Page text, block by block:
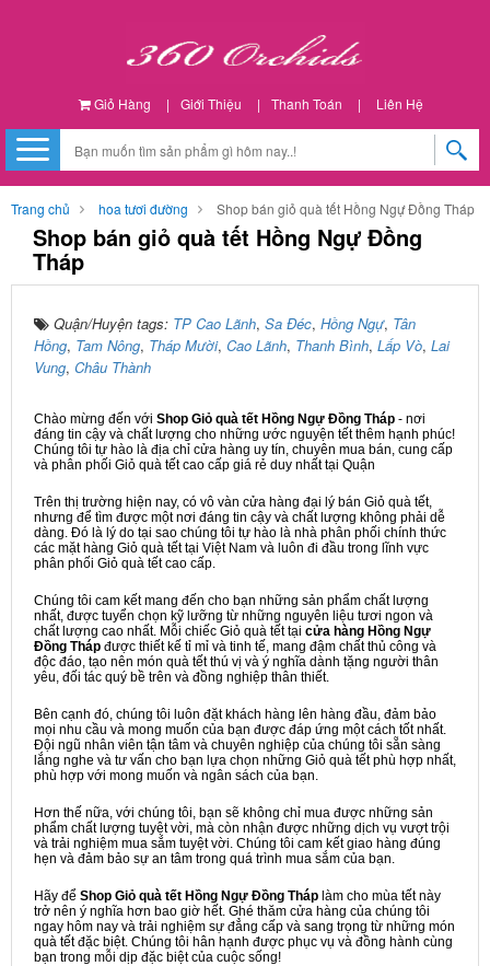
Giỏ Hàng | Giới Thiệu | Thanh Toán | Liên Hệ
Trang chủ hoa tươi đường Shop bán giỏ quà tết Hồng Ngự Đồng Tháp
Shop bán giỏ quà tết Hồng Ngự Đồng
Tháp
Quận/Huyện tags: TP Cao Lãnh, Sa Đéc, Hồng Ngự, Tân
Hồng, Tam Nông, Tháp Mười, Cao Lãnh, Thanh Bình, Lấp Vò, Lai
Vung, Châu Thành
Chào mừng đến với Shop Giỏ quà tết Hồng Ngự Đồng Tháp - nơi
đáng tin cậy và chất lượng cho những ước nguyện tết thêm hạnh phúc!
Chúng tôi tự hào là địa chỉ cửa hàng uy tín, chuyên mua bán, cung cấp
và phân phối Giỏ quà tết cao cấp giá rẻ duy nhất tại Quận
Trên thị trường hiện nay, có vô vàn cửa hàng đại lý bán Giỏ quà tết,
nhưng để tìm được một nơi đáng tin cậy và chất lượng không phải dễ
dàng. Đó là lý do tại sao chúng tôi tự hào là nhà phân phối chính thức
các mặt hàng Giỏ quà tết tại Việt Nam và luôn đi đầu trong lĩnh vực
phân phối Giỏ quà tết cao cấp.
Chúng tôi cam kết mang đến cho bạn những sản phẩm chất lượng
nhất, được tuyển chọn kỹ lưỡng từ những nguyên liệu tươi ngon và
chất lượng cao nhất. Mỗi chiếc Giỏ quà tết tại cửa hàng Hồng Ngự
Đồng Tháp được thiết kế tỉ mỉ và tinh tế, mang đậm chất thủ công và
độc đáo, tạo nên món quà tết thú vị và ý nghĩa dành tặng người thân
yêu, đối tác quý bề trên và đồng nghiệp thân thiết.
Bên cạnh đó, chúng tôi luôn đặt khách hàng lên hàng đầu, đảm bảo
mọi nhu cầu và mong muốn của bạn được đáp ứng một cách tốt nhất.
Đội ngũ nhân viên tận tâm và chuyên nghiệp của chúng tôi sẵn sàng
lắng nghe và tư vấn cho bạn lựa chọn những Giỏ quà tết phù hợp nhất,
phù hợp với mong muốn và ngân sách của bạn.
Hơn thế nữa, với chúng tôi, bạn sẽ không chỉ mua được những sản
phẩm chất lượng tuyệt vời, mà còn nhận được những dịch vụ vượt trội
và trải nghiệm mua sắm tuyệt vời. Chúng tôi cam kết giao hàng đúng
hẹn và đảm bảo sự an tâm trong quá trình mua sắm của bạn.
Hãy để Shop Giỏ quà tết Hồng Ngự Đồng Tháp làm cho mùa tết này
trở nên ý nghĩa hơn bao giờ hết. Ghé thăm cửa hàng của chúng tôi
ngay hôm nay và trải nghiệm sự đẳng cấp và sang trọng từ những món
quà tết đặc biệt. Chúng tôi hân hạnh được phục vụ và đồng hành cùng
bạn trong mỗi dịp đặc biệt của cuộc sống!